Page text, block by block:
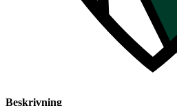
Beskrivning